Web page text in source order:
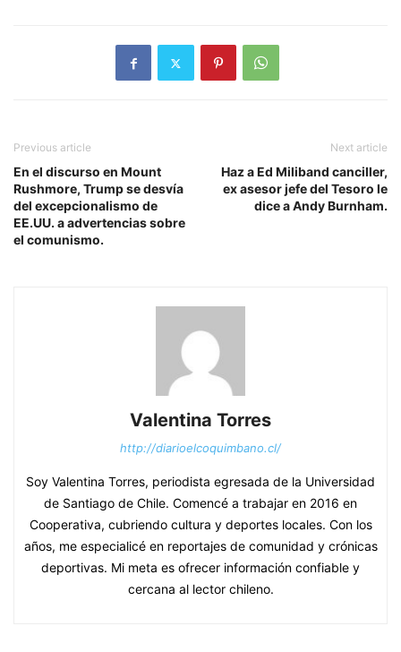
Previous article
En el discurso en Mount
Rushmore, Trump se desvía
del excepcionalismo de
EE.UU. a advertencias sobre
el comunismo.
Next article
Haz a Ed Miliband canciller,
ex asesor jefe del Tesoro le
dice a Andy Burnham.
Valentina Torres
http://diarioelcoquimbano.cl/
Soy Valentina Torres, periodista egresada de la Universidad
de Santiago de Chile. Comencé a trabajar en 2016 en
Cooperativa, cubriendo cultura y deportes locales. Con los
años, me especialicé en reportajes de comunidad y crónicas
deportivas. Mi meta es ofrecer información confiable y
cercana al lector chileno.